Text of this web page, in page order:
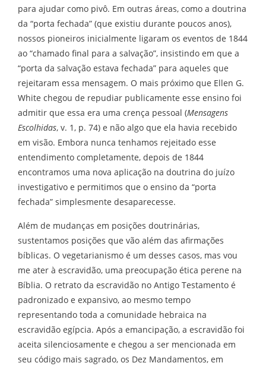
para ajudar como pivô. Em outras áreas, como a doutrina
da “porta fechada” (que existiu durante poucos anos),
nossos pioneiros inicialmente ligaram os eventos de 1844
ao “chamado final para a salvação”, insistindo em que a
“porta da salvação estava fechada” para aqueles que
rejeitaram essa mensagem. O mais próximo que Ellen G.
White chegou de repudiar publicamente esse ensino foi
admitir que essa era uma crença pessoal (Mensagens
Escolhidas, v. 1, p. 74) e não algo que ela havia recebido
em visão. Embora nunca tenhamos rejeitado esse
entendimento completamente, depois de 1844
encontramos uma nova aplicação na doutrina do juízo
investigativo e permitimos que o ensino da “porta
fechada” simplesmente desaparecesse.
Além de mudanças em posições doutrinárias,
sustentamos posições que vão além das afirmações
bíblicas. O vegetarianismo é um desses casos, mas vou
me ater à escravidão, uma preocupação ética perene na
Bíblia. O retrato da escravidão no Antigo Testamento é
padronizado e expansivo, ao mesmo tempo
representando toda a comunidade hebraica na
escravidão egípcia. Após a emancipação, a escravidão foi
aceita silenciosamente e chegou a ser mencionada em
seu código mais sagrado, os Dez Mandamentos, em